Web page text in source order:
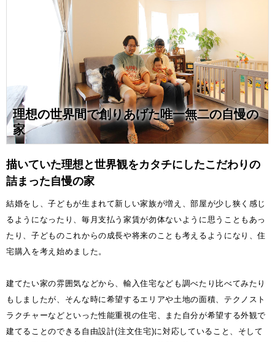
理想の世界間で創りあげた唯一無二の自慢の
家
描いていた理想と世界観をカタチにしたこだわりの
詰まった自慢の家
結婚をし、子どもが生まれて新しい家族が増え、部屋が少し狭く感じ
るようになったり、毎月支払う家賃が勿体ないように思うこともあっ
たり、子どものこれからの成長や将来のことも考えるようになり、住
宅購入を考え始めました。
建てたい家の雰囲気などから、輸入住宅なども調べたり比べてみたり
もしましたが、そんな時に希望するエリアや土地の面積、テクノスト
ラクチャーなどといった性能重視の住宅、また自分が希望する外観で
建てることのできる自由設計(注文住宅)に対応していること、そして